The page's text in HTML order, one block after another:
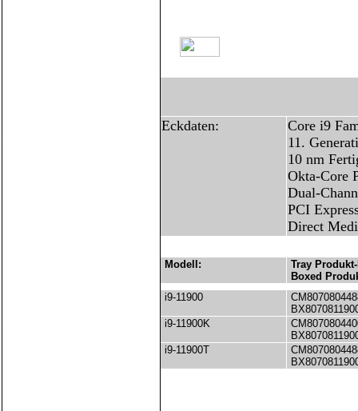
Eckdaten:
Core i9
11.
10 nm
Okta-Core
Dual-
PCI
Direct
Modell:
Tray
Boxed
i9-11900
i9-11900K
i9-11900T